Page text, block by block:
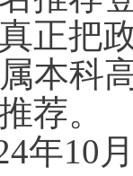
正把
本科
荐。
年10